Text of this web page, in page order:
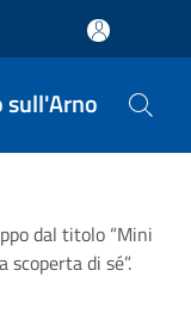
sull'Arno
dal titolo “Mini
di sé”.